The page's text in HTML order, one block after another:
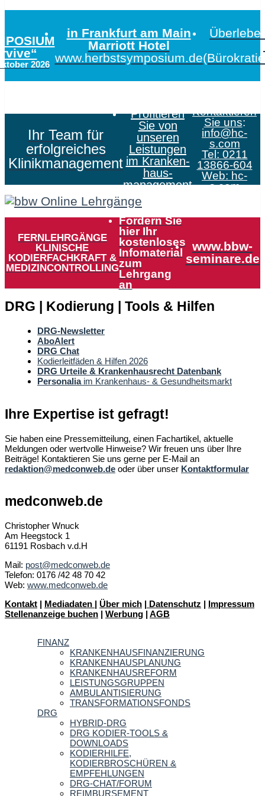
2026
in Frankfurt am Main
Marriott Hotel
www.herbstsymposium.de
Ihr Team für
erfolgreiches
Klinikmanagement
Profitieren
Sie von
unseren
Leistungen
im Kranken­
haus­
management
Kontaktieren
Sie uns:
info@hc-
s.com
Tel: 0211
13866-604
Web: hc-
s.com
FERNLEHRGÄNGE
KLINISCHE
KODIERFACHKRAFT &
MEDIZINCONTROLLING
Fordern Sie
hier Ihr
kostenloses
Infomaterial
zum
Lehrgang
an
www.bbw-
seminare.de
DRG | Kodierung | Tools & Hilfen
DRG-Newsletter
AboAlert
DRG Chat
Kodierleitfäden & Hilfen 2026
DRG Urteile & Krankenhausrecht Datenbank
Personaliaim Krankenhaus- & Gesundheitsmarkt
Ihre Expertise ist gefragt!
Sie haben eine Pressemitteilung, einen Fachartikel, aktuelle
Meldungen oder wertvolle Hinweise? Wir freuen uns über Ihre
Beiträge! Kontaktieren Sie uns gerne per E-Mail an
redaktion@medconweb.de oder über unser Kontaktformular
medconweb.de
Christopher Wnuck
Am Heegstock 1
61191 Rosbach v.d.H
Mail: post@medconweb.de
Telefon: 0176 /42 48 70 42
Web: www.medconweb.de
Kontakt | Mediadaten | Über mich | Datenschutz | Impressum
Stellenanzeige buchen | Werbung | AGB
FINANZ
KRANKENHAUSFINANZIERUNG
KRANKENHAUSPLANUNG
KRANKENHAUSREFORM
LEISTUNGSGRUPPEN
AMBULANTISIERUNG
TRANSFORMATIONSFONDS
DRG
HYBRID-DRG
DRG KODIER-TOOLS &
DOWNLOADS
KODIERHILFE,
KODIERBROSCHÜREN &
EMPFEHLUNGEN
DRG-CHAT/FORUM
REIMBURSEMENT